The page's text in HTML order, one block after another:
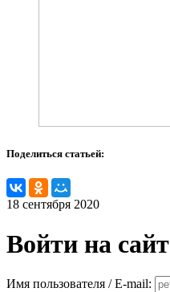
Поделиться статьей:
18 сентября 2020
Войти на сайт
Имя пользователя / E-mail: